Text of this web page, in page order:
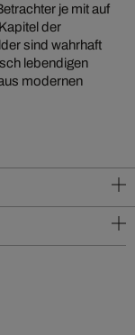
je mit auf
der
sind wahrhaft
lebendigen
modernen